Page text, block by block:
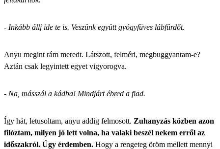
- Inkább állj ide te is. Veszünk együtt gyógyfüves lábfürdőt.
Anyu megint rám meredt. Látszott, felméri, megbuggyantam-e?
Aztán csak legyintett egyet vigyorogva.
- Na, másszál a kádba! Mindjárt ébred a fiad.
Így hát, letusoltam, anyu addig felmosott. Zuhanyzás közben azon
filóztam, milyen jó lett volna, ha valaki beszél nekem erről az
időszakról. Úgy érdemben. Hogy a rengeteg öröm mellett mennyi